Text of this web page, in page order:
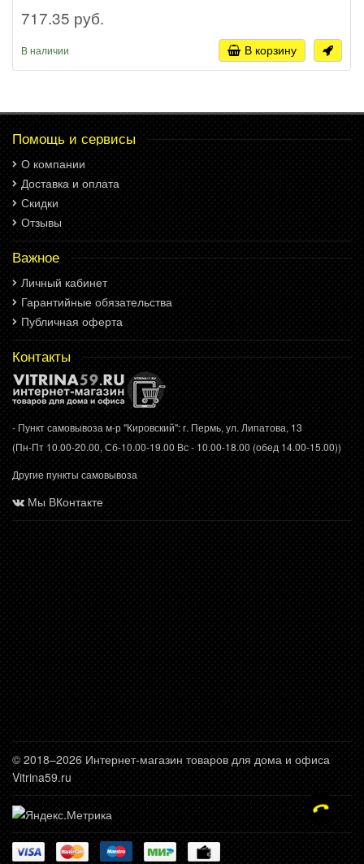
717.35 руб.
В наличии В корзину
Помощь и сервисы
О компании
Доставка и оплата
Скидки
Отзывы
Важное
Личный кабинет
Гарантийные обязательства
Публичная оферта
Контакты
- Пункт самовывоза м-р "Кировский": г. Пермь, ул. Липатова, 13
(Пн-Пт 10.00-20.00, Сб-10.00-19.00 Вс - 10.00-18.00 (обед 14.00-15.00))
Другие пункты самовывоза
Мы ВКонтакте
© 2018–2026 Интернет-магазин товаров для дома и офиса
Vitrina59.ru